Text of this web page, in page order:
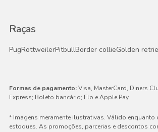
Raças
PugRottweilerPitbullBorder collieGolden
Formas de pagamento:Visa, MasterCard, Diners
Express; Boleto bancário; Elo e Apple Pay.
* Imagens meramente ilustrativas. Válido enquanto
estoques. As promoções, parcerias e descontos